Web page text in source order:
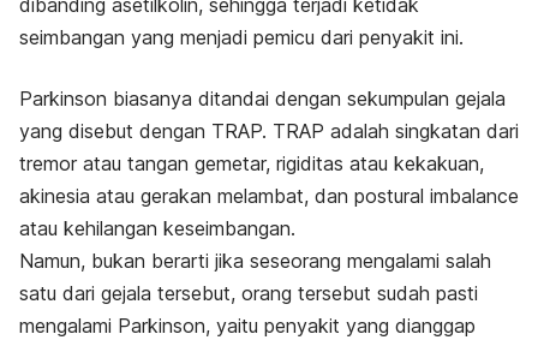
dibanding asetilkolin, sehingga terjadi ketidak
seimbangan yang menjadi pemicu dari penyakit ini.
Parkinson biasanya ditandai dengan sekumpulan gejala
yang disebut dengan TRAP. TRAP adalah singkatan dari
tremor atau tangan gemetar, rigiditas atau kekakuan,
akinesia atau gerakan melambat, dan postural imbalance
atau kehilangan keseimbangan.
Namun, bukan berarti jika seseorang mengalami salah
satu dari gejala tersebut, orang tersebut sudah pasti
mengalami Parkinson, yaitu penyakit yang dianggap